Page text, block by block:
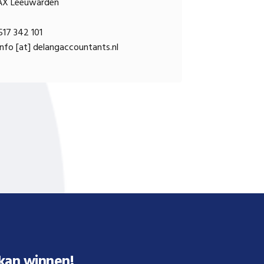
342 101
[at] delangaccountants.nl